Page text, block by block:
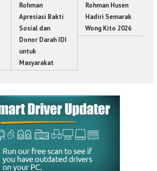
Rohman
Apresiasi Bakti
Sosial dan
Donor Darah IDI
untuk
Masyarakat
Rohman Husen
Hadiri Semarak
Wong Kito 2026